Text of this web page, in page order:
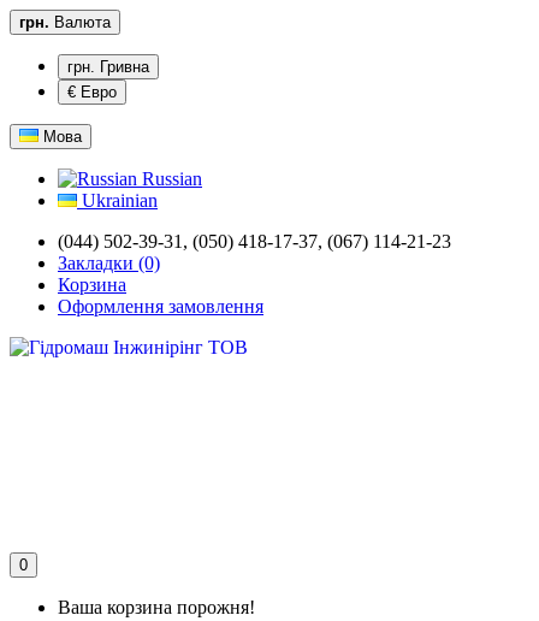
грн. Валюта
грн. Гривна
€ Евро
Мова
Russian
Ukrainian
(044) 502-39-31, (050) 418-17-37, (067) 114-21-23
Закладки (0)
Корзина
Оформлення замовлення
0
Ваша корзина порожня!